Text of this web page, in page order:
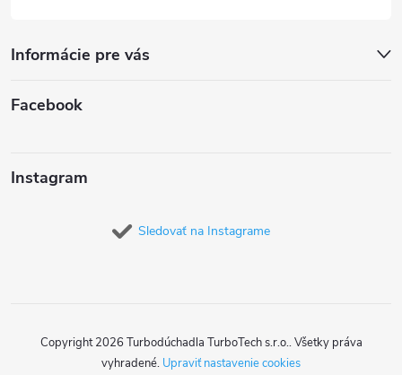
Informácie pre vás
Facebook
Instagram
Sledovať na Instagrame
Copyright 2026 Turbodúchadla TurboTech s.r.o.. Všetky práva
vyhradené. Upraviť nastavenie cookies